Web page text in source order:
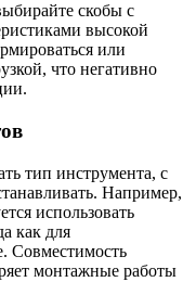
скобы с
высокой
или
что негативно
тип инструмента, с
Например,
использовать
как для
Совместимость
монтажные работы